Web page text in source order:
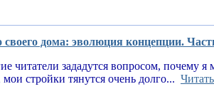
своего дома: эволюция концепции.
читатели зададутся вопросом, почему
стройки тянутся очень долго...